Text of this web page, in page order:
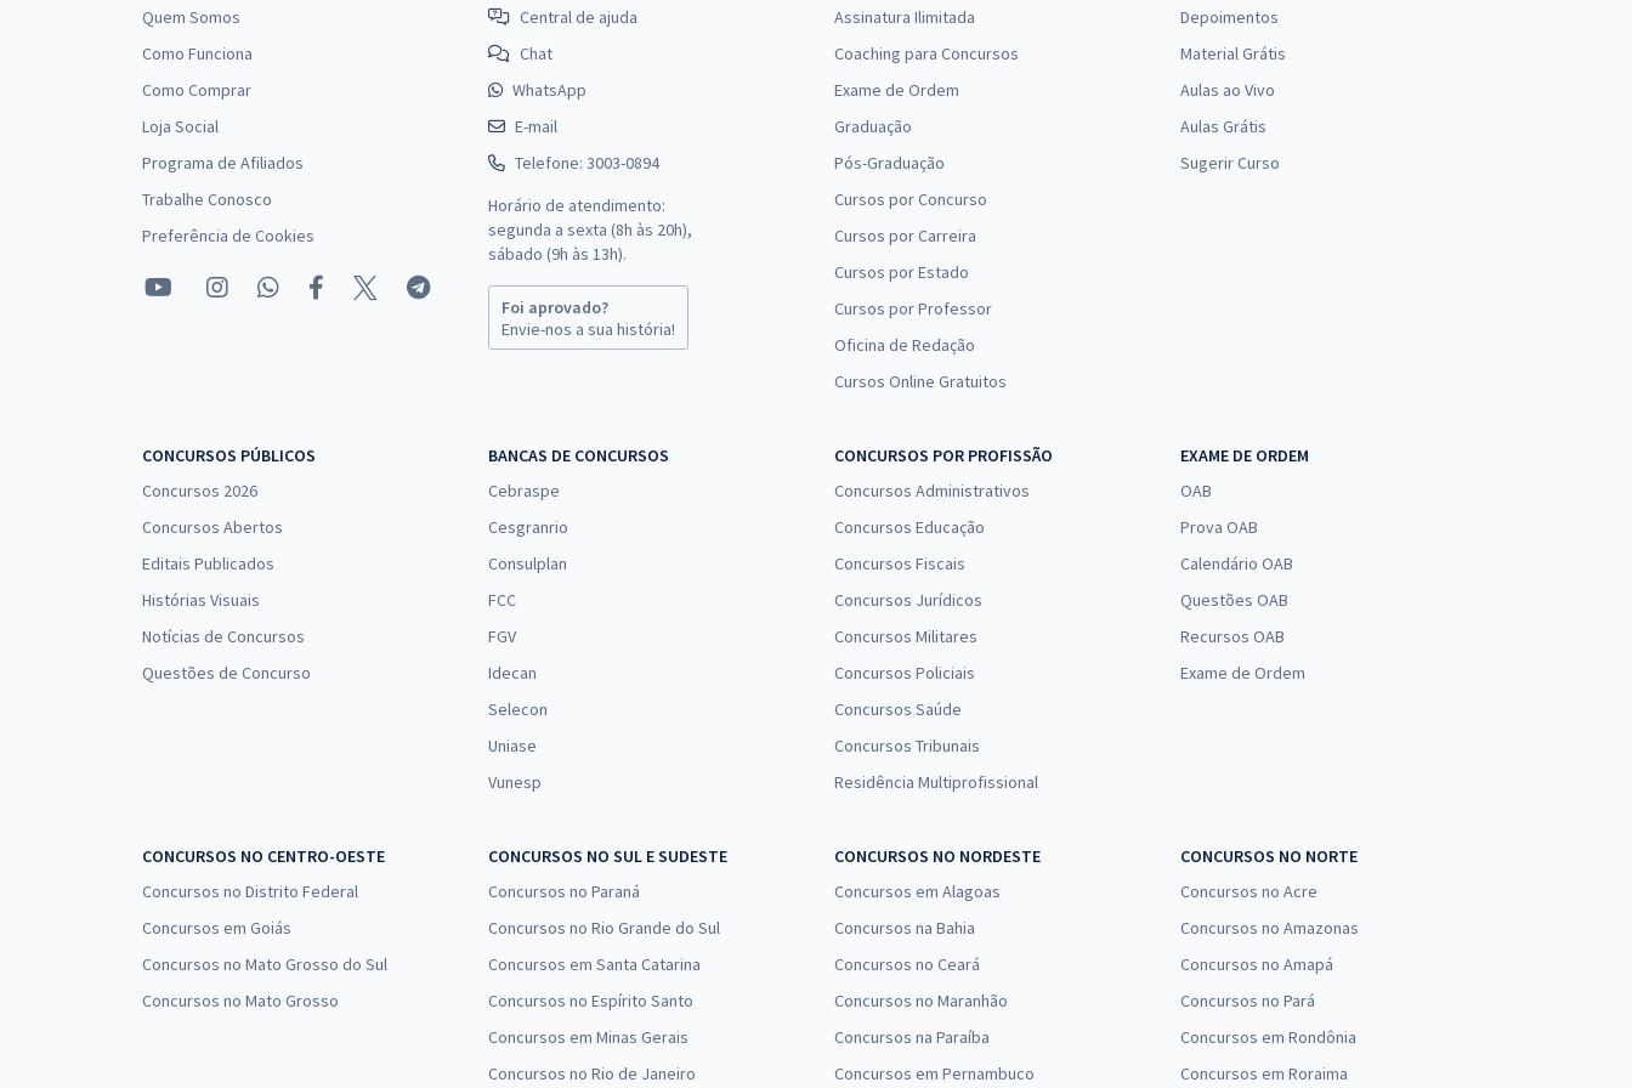
Administração
Quem Somos
Como Funciona
Como Comprar
Loja Social
Programa de Afiliados
Trabalhe Conosco
Preferência de Cookies
Central de ajuda
Chat
WhatsApp
E-mail
Telefone: 3003-0894
Horário de atendimento:
segunda a sexta (8h às 20h),
sábado (9h às 13h).
Foi aprovado?
Envie-nos a sua história!
Assinatura Ilimitada
Coaching para Concursos
Exame de Ordem
Graduação
Pós-Graduação
Cursos por Concurso
Cursos por Carreira
Cursos por Estado
Cursos por Professor
Oficina de Redação
Cursos Online Gratuitos
Depoimentos
Material Grátis
Aulas ao Vivo
Aulas Grátis
Sugerir Curso
CONCURSOS PÚBLICOS
Concursos 2026
Concursos Abertos
Editais Publicados
Histórias Visuais
Notícias de Concursos
Questões de Concurso
BANCAS DE CONCURSOS
Cebraspe
Cesgranrio
Consulplan
FCC
FGV
Idecan
Selecon
Uniase
Vunesp
CONCURSOS POR PROFISSÃO
Concursos Administrativos
Concursos Educação
Concursos Fiscais
Concursos Jurídicos
Concursos Militares
Concursos Policiais
Concursos Saúde
Concursos Tribunais
Residência Multiprofissional
EXAME DE ORDEM
OAB
Prova OAB
Calendário OAB
Questões OAB
Recursos OAB
Exame de Ordem
CONCURSOS NO CENTRO-OESTE
Concursos no Distrito Federal
Concursos em Goiás
Concursos no Mato Grosso do Sul
Concursos no Mato Grosso
CONCURSOS NO SUL E SUDESTE
Concursos no Paraná
Concursos no Rio Grande do Sul
Concursos em Santa Catarina
Concursos no Espírito Santo
Concursos em Minas Gerais
Concursos no Rio de Janeiro
CONCURSOS NO NORDESTE
Concursos em Alagoas
Concursos na Bahia
Concursos no Ceará
Concursos no Maranhão
Concursos na Paraíba
Concursos em Pernambuco
CONCURSOS NO NORTE
Concursos no Acre
Concursos no Amazonas
Concursos no Amapá
Concursos no Pará
Concursos em Rondônia
Concursos em Roraima